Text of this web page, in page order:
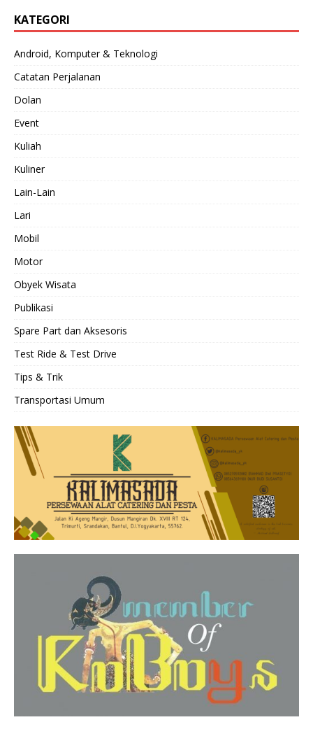
KATEGORI
Android, Komputer & Teknologi
Catatan Perjalanan
Dolan
Event
Kuliah
Kuliner
Lain-Lain
Lari
Mobil
Motor
Obyek Wisata
Publikasi
Spare Part dan Aksesoris
Test Ride & Test Drive
Tips & Trik
Transportasi Umum